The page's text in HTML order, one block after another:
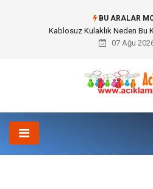
BU ARALAR
Boşanma Avukatı ile Duygusal
07 Ağu